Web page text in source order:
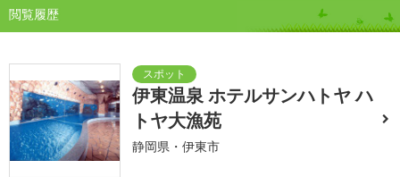
閲覧履歴
伊東温泉 ホテルサンハトヤ ハ
トヤ大漁苑
静岡県・伊東市